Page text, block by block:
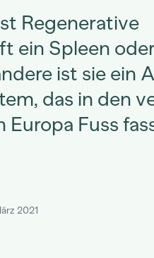
Regenerative
ein Spleen
ist sie ein
das in den
Europa Fuss
2021